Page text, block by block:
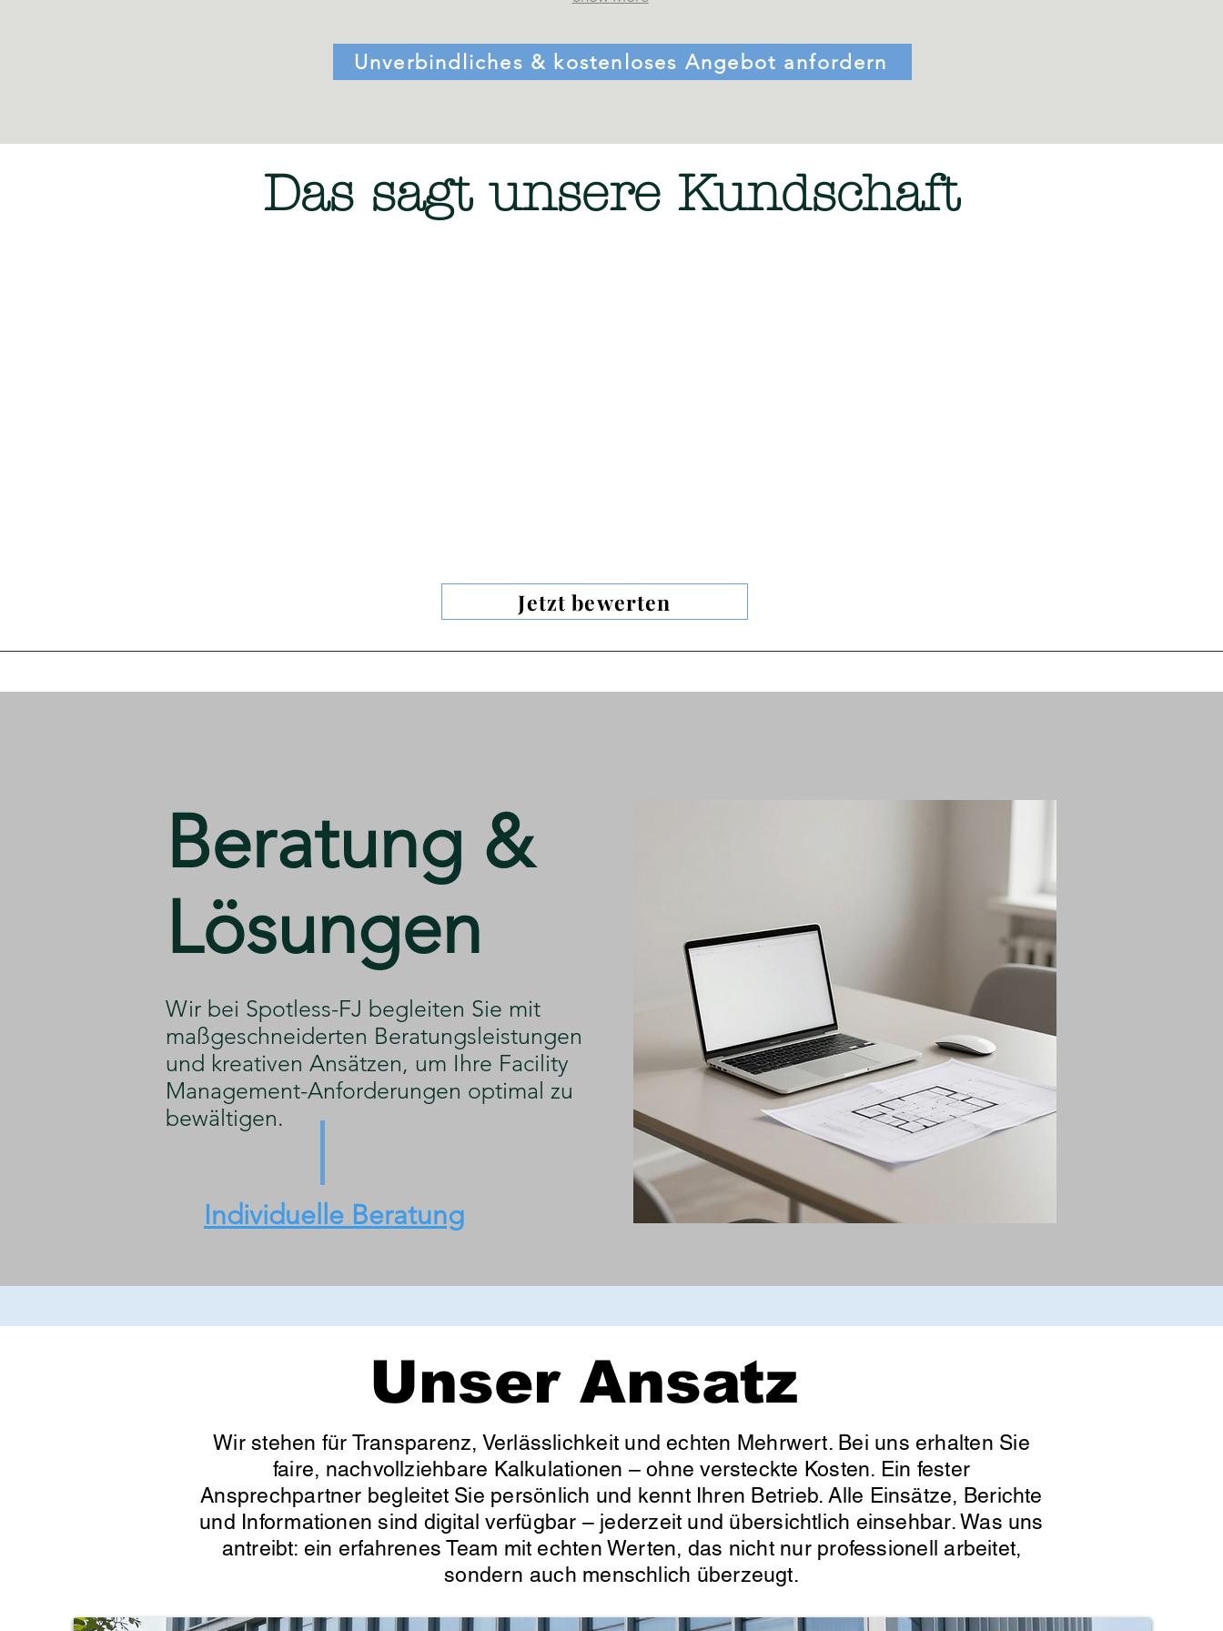
Unverbindliches & kostenloses Angebot anfordern
Das sagt unsere Kundschaft
Jetzt bewerten
​Beratung &
Lösungen
​Wir bei Spotless-FJ begleiten Sie mit
maßgeschneiderten Beratungsleistungen
und kreativen Ansätzen, um Ihre Facility
Management-Anforderungen optimal zu
bewältigen.
Individuelle Beratung
Unser Ansatz
Wir stehen für Transparenz, Verlässlichkeit und echten Mehrwert. Bei uns erhalten Sie
faire, nachvollziehbare Kalkulationen – ohne versteckte Kosten. Ein fester
Ansprechpartner begleitet Sie persönlich und kennt Ihren Betrieb. Alle Einsätze, Berichte
und Informationen sind digital verfügbar – jederzeit und übersichtlich einsehbar. Was uns
antreibt: ein erfahrenes Team mit echten Werten, das nicht nur professionell arbeitet,
sondern auch menschlich überzeugt.